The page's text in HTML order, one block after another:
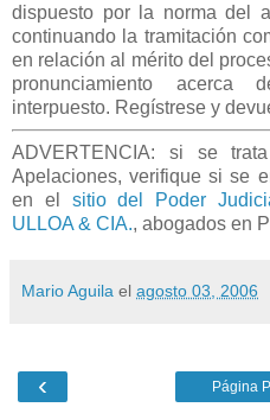
dispuesto por la norma del
continuando la tramitación
en relación al mérito del
pronunciamiento acerca
interpuesto. Regístrese y
ADVERTENCIA: si se
Apelaciones, verifique si se
en el sitio del Poder
ULLOA & CIA., abogados en
Mario Aguila el agosto 03, 2006
‹ Página